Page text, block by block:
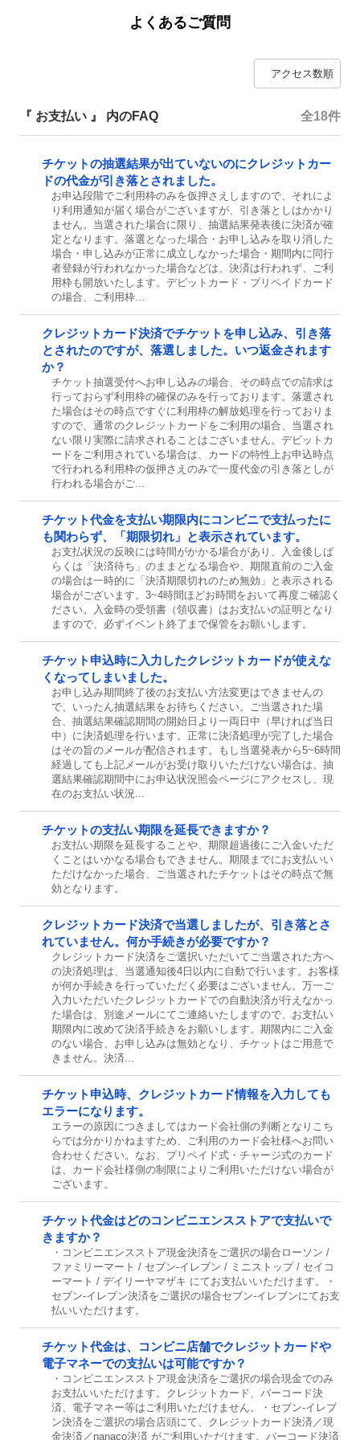
よくあるご質問
『 お支払い 』 内のFAQ 全18件
チケットの抽選結果が出ていないのにクレジットカー
ドの代金が引き落とされました。
お申込段階でご利用枠のみを仮押さえしますので、それによ
り利用通知が届く場合がございますが、引き落としはかかり
ません。当選された場合に限り、抽選結果発表後に決済が確
定となります。落選となった場合・お申し込みを取り消した
場合・申し込みが正常に成立しなかった場合・期間内に同行
者登録が行われなかった場合などは、決済は行われず、ご利
用枠も開放いたします。デビットカード・プリペイドカード
の場合、ご利用枠...
クレジットカード決済でチケットを申し込み、引き落
とされたのですが、落選しました。いつ返金されます
か？
チケット抽選受付へお申し込みの場合、その時点での請求は
行っておらず利用枠の確保のみを行っております。落選され
た場合はその時点ですぐに利用枠の解放処理を行っておりま
すので、通常のクレジットカードをご利用の場合、当選され
ない限り実際に請求されることはございません。デビットカ
ードをご利用されている場合は、カードの特性上お申込時点
で行われる利用枠の仮押さえのみで一度代金の引き落としが
行われる場合がご...
チケット代金を支払い期限内にコンビニで支払ったに
も関わらず、「期限切れ」と表示されています。
お支払状況の反映には時間がかかる場合があり、入金後しば
らくは「決済待ち」のままとなる場合や、期限直前のご入金
の場合は一時的に「決済期限切れのため無効」と表示される
場合がございます。3~4時間ほどお時間をおいて再度ご確認く
ださい。入金時の受領書（領収書）はお支払いの証明となり
ますので、必ずイベント終了まで保管をお願いします。
チケット申込時に入力したクレジットカードが使えな
くなってしまいました。
お申し込み期間終了後のお支払い方法変更はできませんの
で、いったん抽選結果をお待ちください。ご当選された場
合、抽選結果確認期間の開始日より一両日中（早ければ当日
中）に決済処理を行います。正常に決済処理が完了した場合
はその旨のメールが配信されます。もし当選発表から5~6時間
経過しても上記メールがお受け取りいただけない場合は、抽
選結果確認期間中にお申込状況照会ページにアクセスし、現
在のお支払い状況...
チケットの支払い期限を延長できますか？
お支払い期限を延長することや、期限超過後にご入金いただ
くことはいかなる場合もできません。期限までにお支払いい
ただけなかった場合、ご当選されたチケットはその時点で無
効となります。
クレジットカード決済で当選しましたが、引き落とさ
れていません。何か手続きが必要ですか？
クレジットカード決済をご選択いただいてご当選された方へ
の決済処理は、当選通知後4日以内に自動で行います。お客様
が何か手続きを行っていただく必要はございません。万一ご
入力いただいたクレジットカードでの自動決済が行えなかっ
た場合は、別途メールにてご連絡いたしますので、お支払い
期限内に改めて決済手続きをお願いします。期限内にご入金
のない場合、お申し込みは無効となり、チケットはご用意で
きません。決済...
チケット申込時、クレジットカード情報を入力しても
エラーになります。
エラーの原因につきましてはカード会社側の判断となりこち
らでは分かりかねますため、ご利用のカード会社様へお問い
合わせください。なお、プリペイド式・チャージ式のカード
は、カード会社様側の制限によりご利用いただけない場合が
ございます。
チケット代金はどのコンビニエンスストアで支払いで
きますか？
・コンビニエンスストア現金決済をご選択の場合ローソン /
ファミリーマート / セブン-イレブン / ミニストップ / セイコ
ーマート / デイリーヤマザキ にてお支払いいただけます。・
セブン-イレブン決済をご選択の場合セブン-イレブンにてお支
払いいただけます。
チケット代金は、コンビニ店舗でクレジットカードや
電子マネーでの支払いは可能ですか？
・コンビニエンスストア現金決済をご選択の場合現金でのみ
お支払いいただけます。クレジットカード、バーコード決
済、電子マネー等はご利用いただけません。・セブン-イレブ
ン決済をご選択の場合店頭にて、クレジットカード決済／現
金決済／nanaco決済 がご利用いただけます。バーコード決済